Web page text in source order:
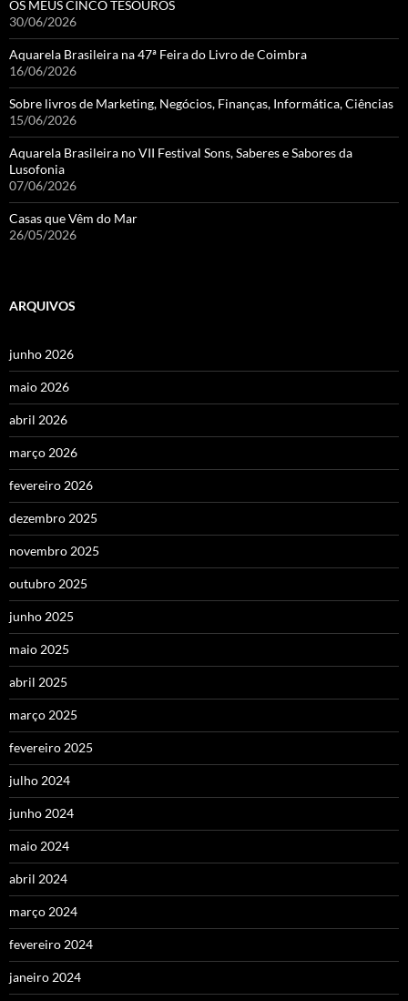
OS MEUS CINCO TESOUROS
30/06/2026
Aquarela Brasileira na 47ª Feira do Livro de Coimbra
16/06/2026
Sobre livros de Marketing, Negócios, Finanças, Informática, Ciências
15/06/2026
Aquarela Brasileira no VII Festival Sons, Saberes e Sabores da
Lusofonia
07/06/2026
Casas que Vêm do Mar
26/05/2026
ARQUIVOS
junho 2026
maio 2026
abril 2026
março 2026
fevereiro 2026
dezembro 2025
novembro 2025
outubro 2025
junho 2025
maio 2025
abril 2025
março 2025
fevereiro 2025
julho 2024
junho 2024
maio 2024
abril 2024
março 2024
fevereiro 2024
janeiro 2024